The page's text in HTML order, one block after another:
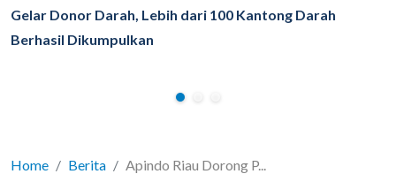
Gelar Donor Darah, Lebih dari 100 Kantong Darah
Berhasil Dikumpulkan
Home Berita Apindo Riau Dorong P...